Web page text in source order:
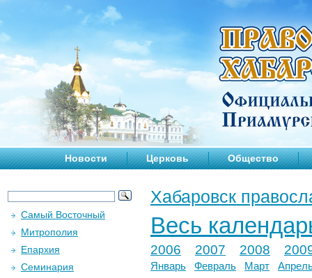
Новости Церковь Общество
Хабаровск
Весь
2006 2007 2008
Январь Февраль Март
Самый Восточный
Митрополия
Епархия
Семинария